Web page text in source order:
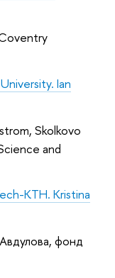
Ian
, Skolkovo
and
KTH. Kristina
фонд